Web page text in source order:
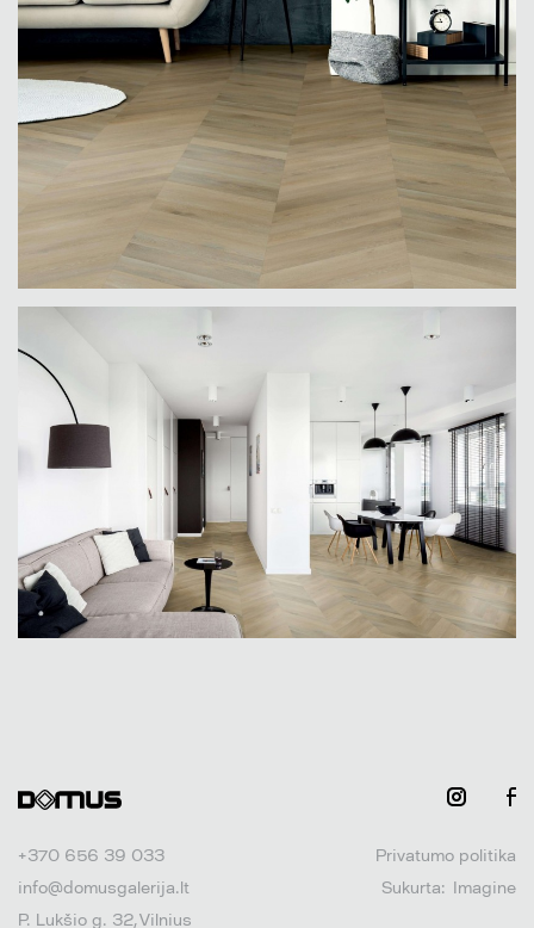
+370 656 39 033
info@domusgalerija.lt
P. Lukšio g. 32, Vilnius
Privatumo politika
Sukurta: Imagine